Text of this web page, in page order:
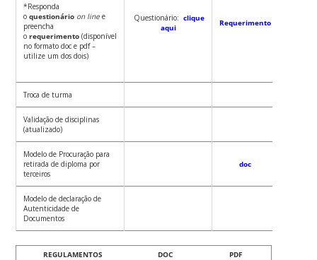
*Responda
oquestionário on line e
preencha
orequerimento(disponível
no formato doc e pdf –
utilize um dos dois)
Questionário:clique
aqui
Requerimento
Troca de turma
Validação de disciplinas
(atualizado)
Modelo de Procuração para
retirada de diploma por
terceiros
doc
Modelo de declaração de
Autenticidade de
Documentos
REGULAMENTOS DOC PDF